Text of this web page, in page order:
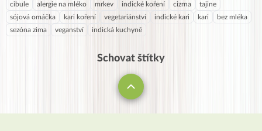
cibule
alergie na mléko mrkev indické koření cizrna
tajine
sójová omáčka
kari koření vegetariánství indické kari kari
bez mléka
sezóna zima
veganství indická kuchyně
Schovat štítky